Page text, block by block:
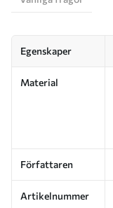
Egenskaper
Material
Författaren
Artikelnummer